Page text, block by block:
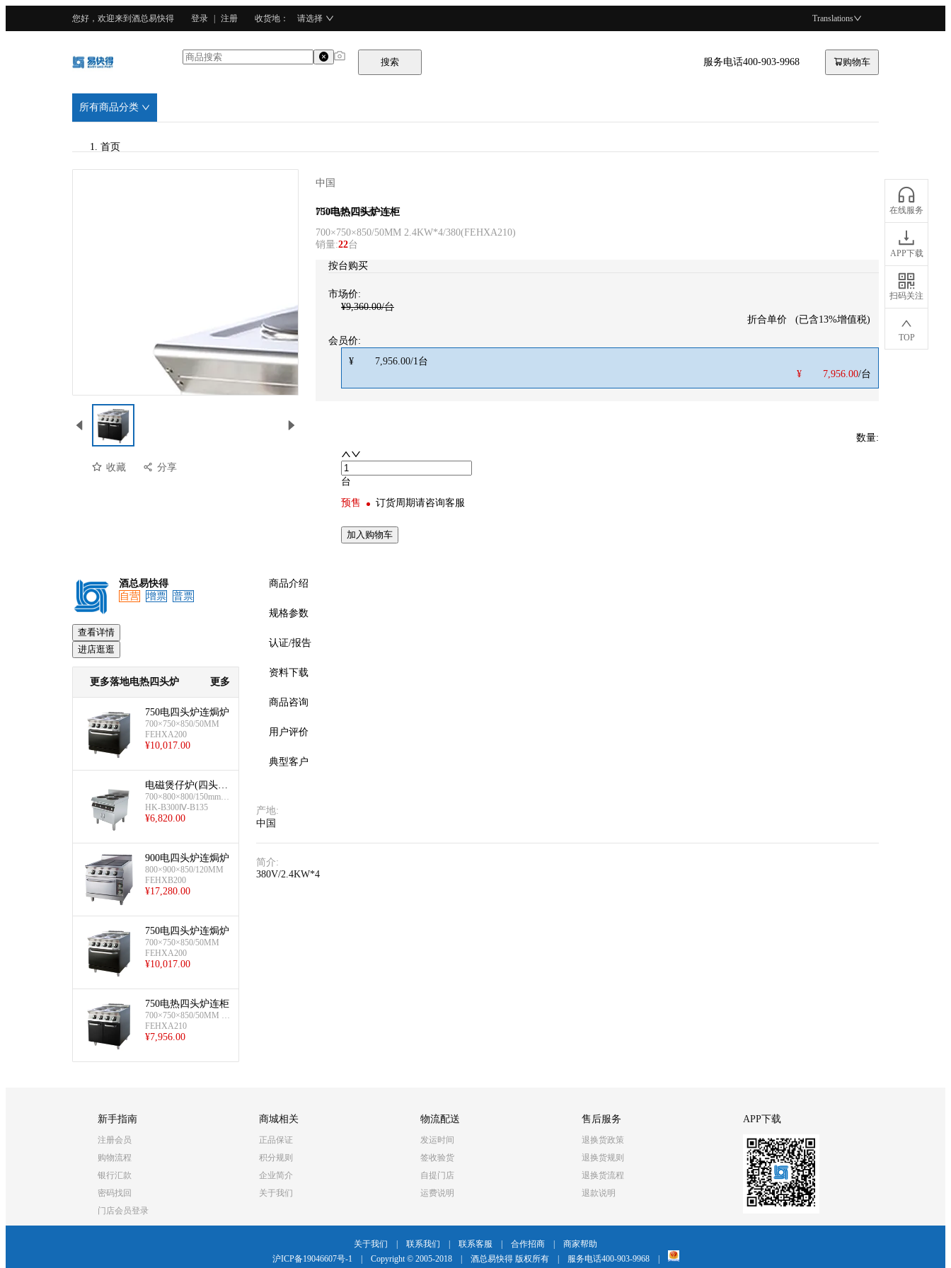
您好，欢迎来到酒总易快得 登录 注册 收货地 ： 请选择 Translations
搜索 服务电话400-903-9968 购物车
所有商品分类
在线服务
APP下载
扫码关注
TOP
首页
预览
收藏 分享
中国
HECMAC海克
750电热四头炉连柜
700×750×850/50MM 2.4KW*4/380(FEHXA210)
销量:22台
按台购买
市场价:
¥9,360.00/台
折合单价
(已含13%增值税)
会员价:
¥
7,956.00/1台
¥
7,956.00/台
数量:
台
预售
订货周期请咨询客服
加入购物车
酒总易快得
自营
增票 普票
查看详情
进店逛逛
更多落地电热四头炉 更多
750电四头炉连焗炉
700×750×850/50MM
FEHXA200
¥10,017.00
电磁煲仔炉(四头-
柜式-电磁)
700×800×800/150mm,3.
5kw×4/380V
HK-B300Ⅳ-B135
¥6,820.00
900电四头炉连焗炉
800×900×850/120MM
FEHXB200
¥17,280.00
750电四头炉连焗炉
700×750×850/50MM
FEHXA200
¥10,017.00
750电热四头炉连柜
700×750×850/50MM 2.
4KW*4/380
FEHXA210
¥7,956.00
商品介绍
规格参数
认证/报告
资料下载
商品咨询
用户评价
典型客户
产地:
中国
简介:
380V/2.4KW*4
新手指南
注册会员
购物流程
银行汇款
密码找回
门店会员登录
商城相关
正品保证
积分规则
企业简介
关于我们
物流配送
发运时间
签收验货
自提门店
运费说明
售后服务
退换货政策
退换货规则
退换货流程
退款说明
APP下载
关于我们 联系我们 联系客服 合作招商
商家帮助
沪ICP备19046607号-1
Copyright © 2005-2018 酒总易快得 版权所有 服务电话400-903-9968